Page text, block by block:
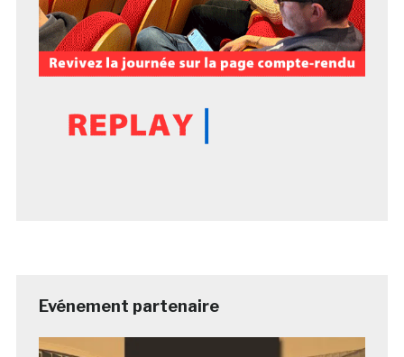
Evénement partenaire